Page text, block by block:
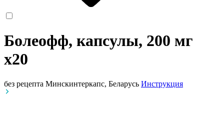
Болеофф, капсулы, 200 мг
x20
без рецепта Минскинтеркапс, Беларусь Инструкция